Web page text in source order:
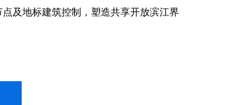
及地标建筑控制，塑造共享开放滨江界